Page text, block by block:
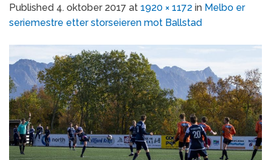
Published 4. oktober 2017 at 1920 × 1172 in Melbo er
seriemestre etter storseieren mot Ballstad